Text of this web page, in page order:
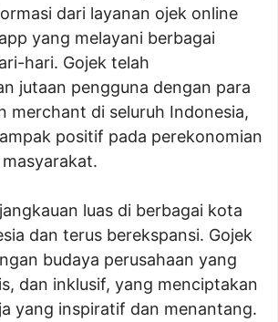
dari layanan ojek online
yang melayani berbagai
hari. Gojek telah
jutaan pengguna dengan para
merchant di seluruh Indonesia,
positif pada perekonomian
luas di berbagai kota
dan terus berekspansi. Gojek
budaya perusahaan yang
dan inklusif, yang menciptakan
yang inspiratif dan menantang.